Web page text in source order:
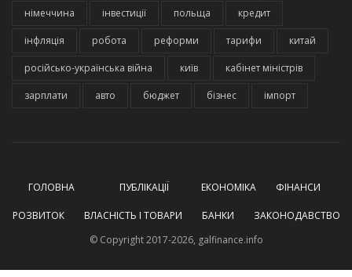
німеччина інвестиції польща кредит
інфляція робота реформи тарифи китай
російсько-українська війна київ кабінет міністрів
зарплати авто бюджет бізнес імпорт
ГОЛОВНА ПУБЛІКАЦІЇ ЕКОНОМІКА ФІНАНСИ
РОЗВИТОК ВЛАСНІСТЬ І ТОВАРИ БАНКИ
ЗАКОНОДАВСТВО
© Copyright 2017-2026, galfinance.info